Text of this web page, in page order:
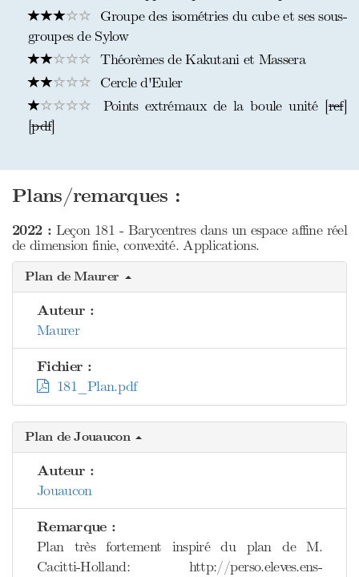
Groupe des isométries du cube et ses sous-
groupes de Sylow
Théorèmes de Kakutani et Massera
Cercle d'Euler
Points extrémaux de la boule unité [ref]
[pdf]
Plans/remarques :
2022 : Leçon 181 - Barycentres dans un espace affine réel
de dimension finie, convexité. Applications.
Plan de Maurer
Auteur :
Maurer
Fichier :
181_Plan.pdf
Plan de Jouaucon
Auteur :
Jouaucon
Remarque :
Plan très fortement inspiré du plan de M.
Cacitti-Holland: http://perso.eleves.ens-